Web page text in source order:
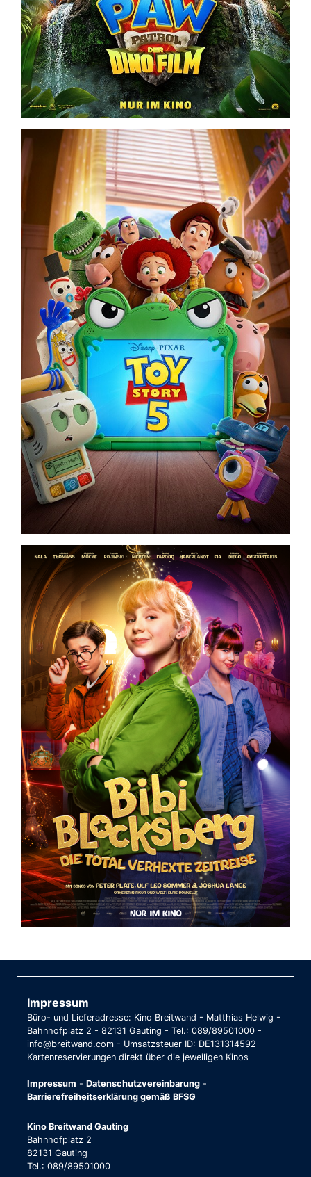
Impressum
Büro- und Lieferadresse: Kino Breitwand - Matthias Helwig -
Bahnhofplatz 2 - 82131 Gauting - Tel.: 089/89501000 -
info@breitwand.com - Umsatzsteuer ID: DE131314592
Kartenreservierungen direkt über die jeweiligen Kinos
Impressum - Datenschutzvereinbarung -
Barrierefreiheitserklärung gemäß BFSG
Kino Breitwand Gauting
Bahnhofplatz 2
82131 Gauting
Tel.: 089/89501000